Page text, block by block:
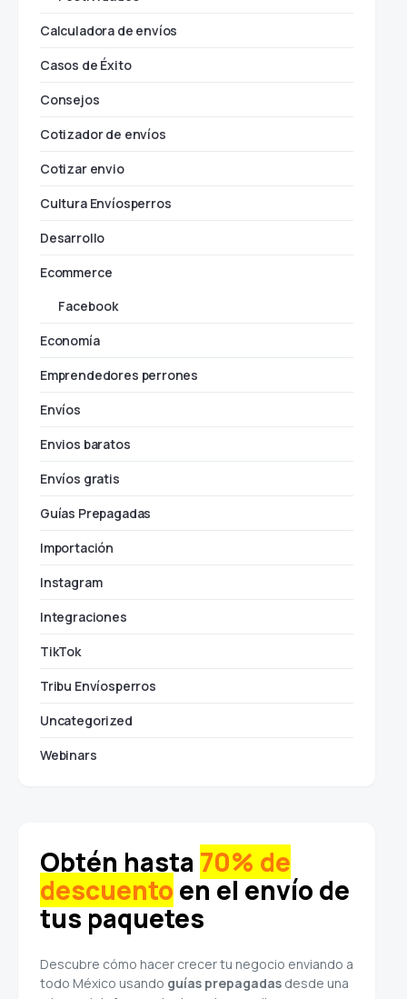
Calculadora de envíos
Casos de Éxito
Consejos
Cotizador de envíos
Cotizar envio
Cultura Envíosperros
Desarrollo
Ecommerce
Facebook
Economía
Emprendedores perrones
Envíos
Envios baratos
Envíos gratis
Guías Prepagadas
Importación
Instagram
Integraciones
TikTok
Tribu Envíosperros
Uncategorized
Webinars
Obtén hasta 70% de
descuento en el envío de
tus paquetes
Descubre cómo hacer crecer tu negocio enviando a
todo México usando guías prepagadas desde una